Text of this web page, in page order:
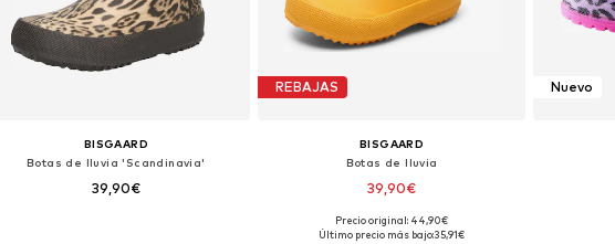
BISGAARD
Botas de lluvia 'Scandinavia'
39,90€
REBAJAS
BISGAARD
Botas de lluvia
39,90€
Disponible en muchas tallas
Precio original: 44,90€
Último precio más bajo:35,91€
Nuevo